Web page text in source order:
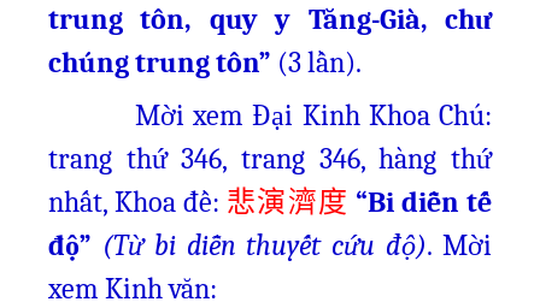
trung tôn, quy y Tăng-Già, chư
chúng trung tôn” (3 lần).
Mời xem Đại Kinh Khoa Chú:
trang thứ 346, trang 346, hàng thứ
nhất, Khoa đề: 悲演濟度 “Bi diễn tế
độ” (Từ bi diễn thuyết cứu độ).Mời
xem Kinh văn: